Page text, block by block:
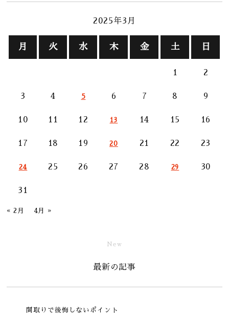
2025年3月
月 火 水 木 金 土 日
1 2
3 4 5 6 7 8 9
10 11 12 13 14 15 16
17 18 19 20 21 22 23
24 25 26 27 28 29 30
31
« 2月 4月 »
New
最新の記事
間取りで後悔しないポイント